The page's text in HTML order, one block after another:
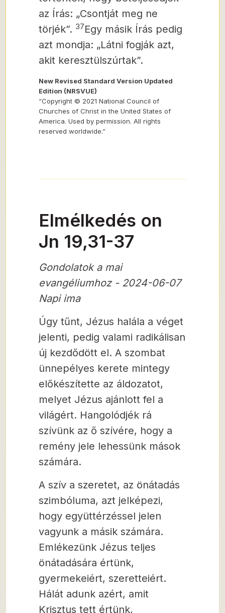
az Írás: „Csontját meg ne
törjék”. 37Egy másik Írás pedig
azt mondja: „Látni fogják azt,
akit keresztülszúrtak”.
New Revised Standard Version Updated
Edition (NRSVUE)
“Copyright © 2021 National Council of
Churches of Christ in the United States of
America. Used by permission. All rights
reserved worldwide.”
Elmélkedés on
Jn 19,31-37
Gondolatok a mai
evangéliumhoz - 2024-06-07
Napi ima
Úgy tűnt, Jézus halála a véget
jelenti, pedig valami radikálisan
új kezdődött el. A szombat
ünnepélyes kerete mintegy
előkészítette az áldozatot,
melyet Jézus ajánlott fel a
világért. Hangolódjék rá
szívünk az ő szívére, hogy a
remény jele lehessünk mások
számára.
A szív a szeretet, az önátadás
szimbóluma, azt jelképezi,
hogy együttérzéssel jelen
vagyunk a másik számára.
Emlékezünk Jézus teljes
önátadására értünk,
gyermekeiért, szeretteiért.
Hálát adunk azért, amit
Krisztus tett értünk,